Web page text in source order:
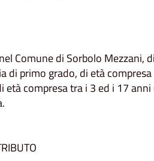
Comune di Sorbolo Mezzani,
di primo grado, di età
età compresa tra i 3 ed i 17